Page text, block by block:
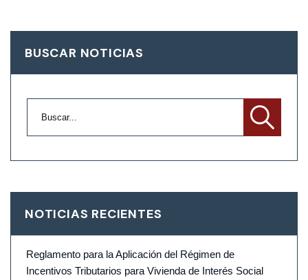
BUSCAR NOTICIAS
NOTICIAS RECIENTES
Reglamento para la Aplicación del Régimen de
Incentivos Tributarios para Vivienda de Interés Social